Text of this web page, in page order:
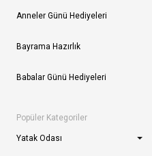
Anneler Günü Hediyeleri
Bayrama Hazırlık
Babalar Günü Hediyeleri
Popüler Kategoriler
Yatak Odası